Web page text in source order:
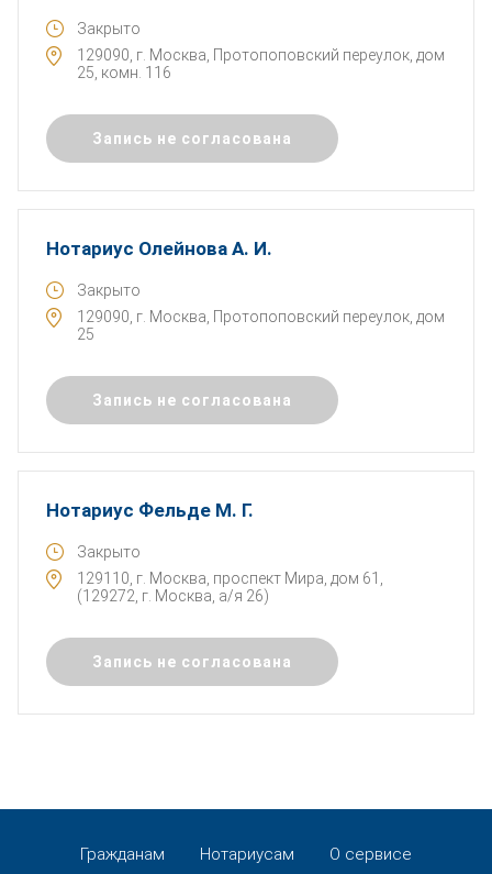
Закрыто
129090, г. Москва, Протопоповский переулок, дом
25, комн. 116
Запись не согласована
Нотариус Олейнова А. И.
Закрыто
129090, г. Москва, Протопоповский переулок, дом
25
Запись не согласована
Нотариус Фельде М. Г.
Закрыто
129110, г. Москва, проспект Мира, дом 61,
(129272, г. Москва, а/я 26)
Запись не согласована
Гражданам Нотариусам О сервисе